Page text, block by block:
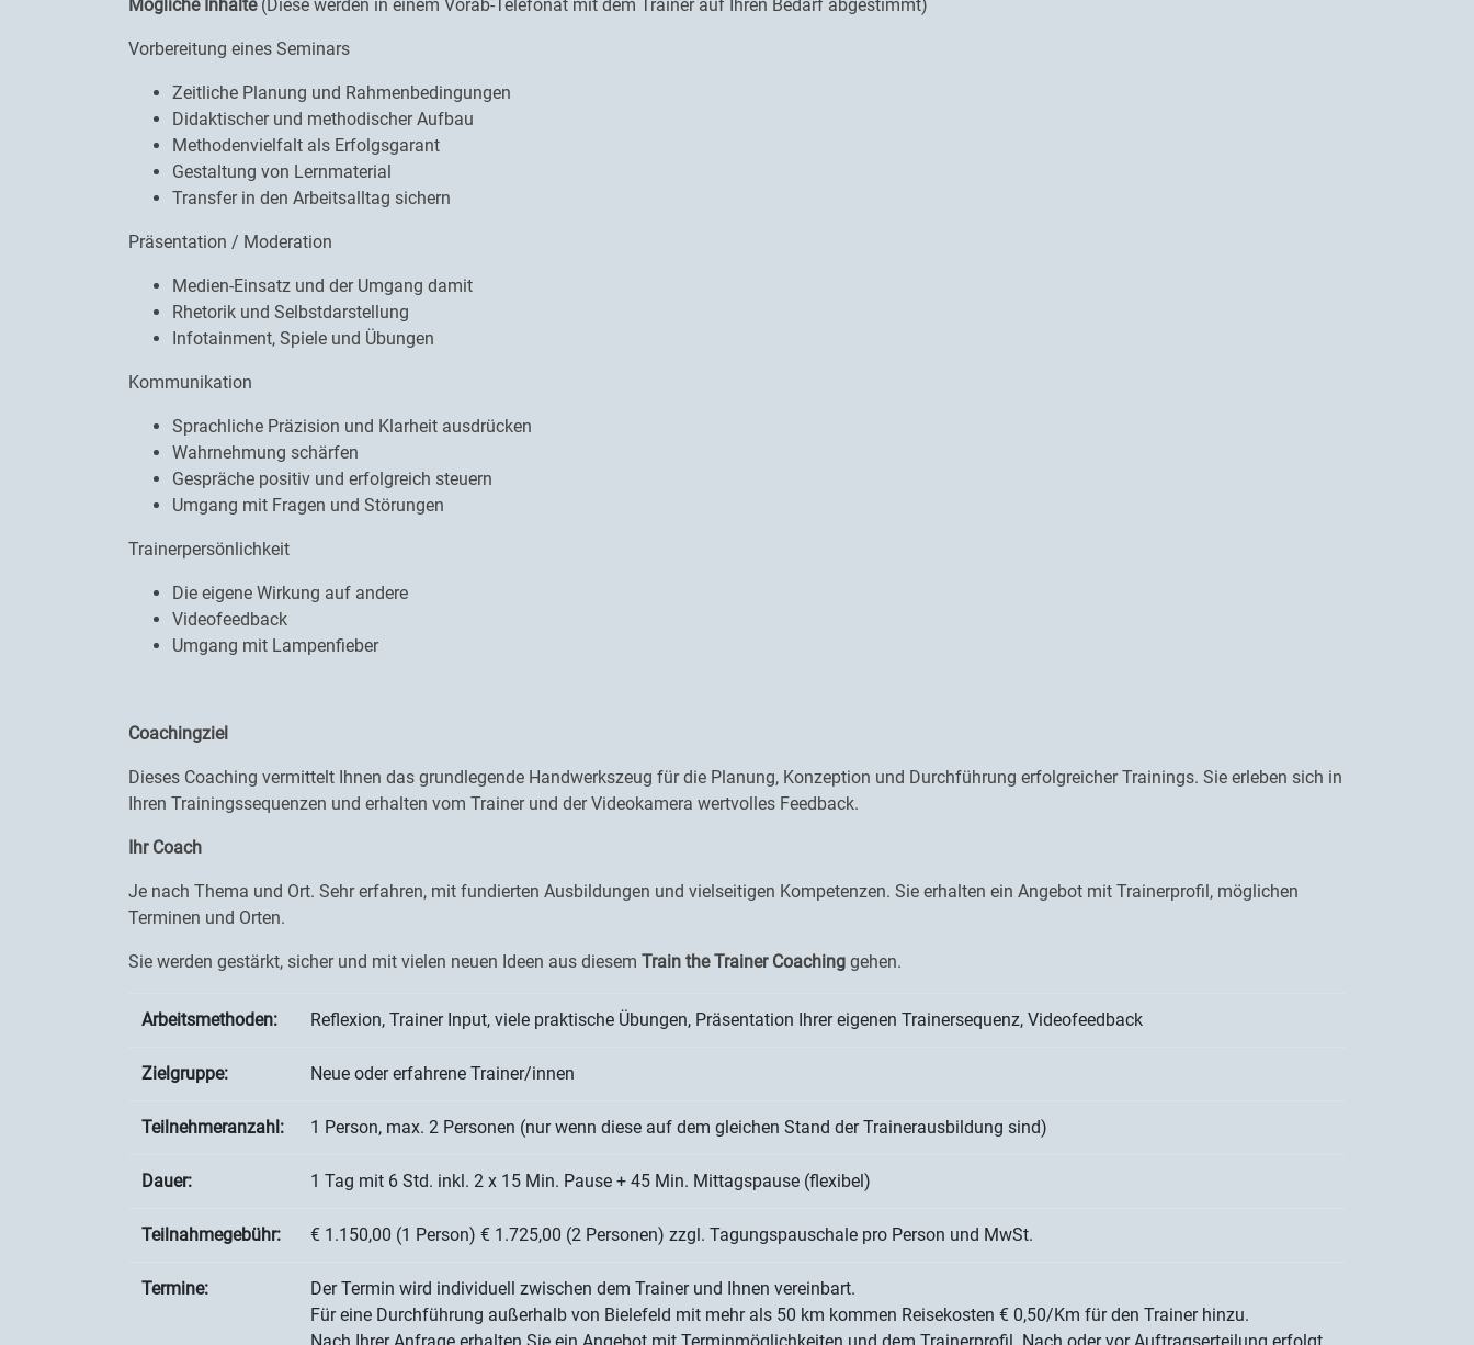
Mögliche Inhalte(Diese werden in einem Vorab-Telefonat mit dem Trainer auf Ihren Bedarf abgestimmt)
Vorbereitung eines Seminars
Zeitliche Planung und Rahmenbedingungen
Didaktischer und methodischer Aufbau
Methodenvielfalt als Erfolgsgarant
Gestaltung von Lernmaterial
Transfer in den Arbeitsalltag sichern
Präsentation / Moderation
Medien-Einsatz und der Umgang damit
Rhetorik und Selbstdarstellung
Infotainment, Spiele und Übungen
Kommunikation
Sprachliche Präzision und Klarheit ausdrücken
Wahrnehmung schärfen
Gespräche positiv und erfolgreich steuern
Umgang mit Fragen und Störungen
Trainerpersönlichkeit
Die eigene Wirkung auf andere
Videofeedback
Umgang mit Lampenfieber
Coachingziel
Dieses Coaching vermittelt Ihnen das grundlegende Handwerkszeug für die Planung, Konzeption und Durchführung erfolgreicher Trainings. Sie erleben sich in
Ihren Trainingssequenzen und erhalten vom Trainer und der Videokamera wertvolles Feedback.
Ihr Coach
Je nach Thema und Ort. Sehr erfahren, mit fundierten Ausbildungen und vielseitigen Kompetenzen. Sie erhalten ein Angebot mit Trainerprofil, möglichen
Terminen und Orten.
Sie werden gestärkt, sicher und mit vielen neuen Ideen aus diesem Train the Trainer Coaching gehen.
Arbeitsmethoden: Reflexion, Trainer Input, viele praktische Übungen, Präsentation Ihrer eigenen Trainersequenz, Videofeedback
Zielgruppe: Neue oder erfahrene Trainer/innen
Teilnehmeranzahl: 1 Person, max. 2 Personen (nur wenn diese auf dem gleichen Stand der Trainerausbildung sind)
Dauer: 1 Tag mit 6 Std. inkl. 2 x 15 Min. Pause + 45 Min. Mittagspause (flexibel)
Teilnahmegebühr: € 1.150,00 (1 Person) € 1.725,00 (2 Personen) zzgl. Tagungspauschale pro Person und MwSt.
Termine:
Der Termin wird individuell zwischen dem Trainer und Ihnen vereinbart.
Für eine Durchführung außerhalb von Bielefeld mit mehr als 50 km kommen Reisekosten € 0,50/Km für den Trainer hinzu.